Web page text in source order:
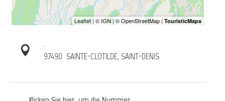
.
97490 SAINTE-CLOTILDE, SAINT-DENIS